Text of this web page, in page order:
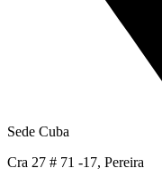
Sede Cuba
Cra 27 # 71 -17, Pereira